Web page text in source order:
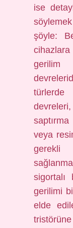
ise
şöyle:
gerilim
veya
gerekli
gerilimi
elde
tristörüne